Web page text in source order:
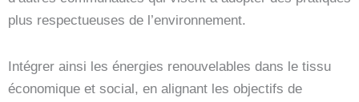
plus respectueuses de l’environnement.
Intégrer ainsi les énergies renouvelables dans le tissu
économique et social, en alignant les objectifs de